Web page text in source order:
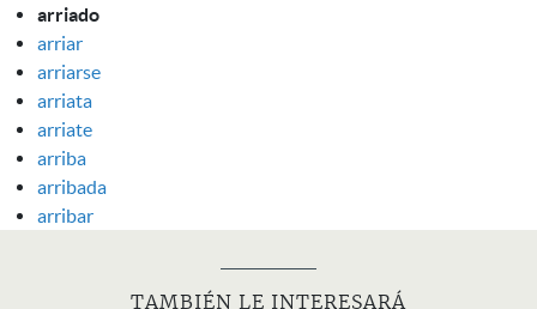
arriado
arriar
arriarse
arriata
arriate
arriba
arribada
arribar
TAMBIÉN LE INTERESARÁ